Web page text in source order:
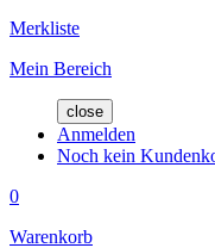
Merkliste
Mein Bereich
close
Anmelden
Noch kein
0
Warenkorb